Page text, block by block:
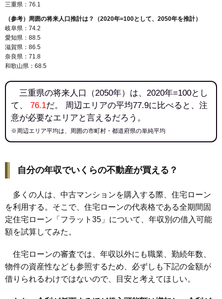
三重県：76.1
（参考）周囲の将来人口推計は？（2020年=100として、2050年を推計）
岐阜県：74.2
愛知県：88.5
滋賀県：86.5
奈良県：71.8
和歌山県：68.5
三重県の将来人口（2050年）は、2020年=100とし
て、 76.1だ。 周辺エリアの平均77.9に比べると、注
意が必要なエリアと言えるだろう。
※周辺エリア平均は、周囲の市町村・都道府県の単純平均
自分の年収でいくらの不動産が買える？
多くの人は、中古マンションを購入する際、住宅ローン
を利用する。そこで、住宅ローンの代表格である全期間固
定住宅ローン「フラット35」について、年収別の借入可能
額を試算してみた。
住宅ローンの審査では、年収以外にも職業、勤続年数、
物件の資産性なども参照するため、必ずしも下記の金額が
借りられるわけではないので、目安と考えてほしい。